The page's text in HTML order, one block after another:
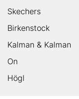
Skechers
Birkenstock
Kalman & Kalman
On
Högl